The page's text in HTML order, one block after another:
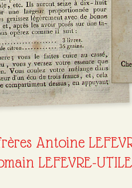
Antoine
LEFEVRE-UTILE